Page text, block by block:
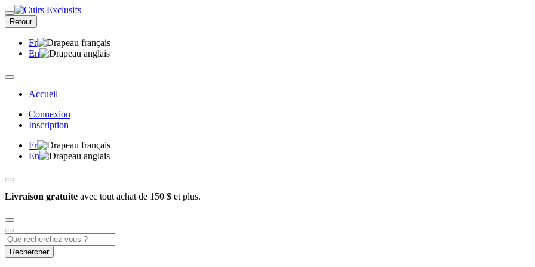
Retour
Fr
En
Accueil
Connexion
Inscription
Fr
En
Livraison gratuite avec tout achat de 150 $ et plus.
Rechercher